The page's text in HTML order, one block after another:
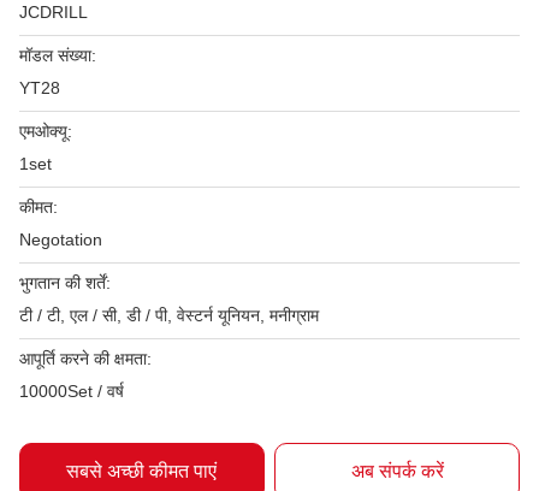
JCDRILL
मॉडल संख्या:
YT28
एमओक्यू:
1set
कीमत:
Negotation
भुगतान की शर्तें:
टी / टी, एल / सी, डी / पी, वेस्टर्न यूनियन, मनीग्राम
आपूर्ति करने की क्षमता:
10000Set / वर्ष
सबसे अच्छी कीमत पाएं अब संपर्क करें